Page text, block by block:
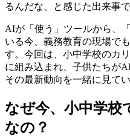
るんだな、と感じた出来事で
AIが「使う」ツールから、
いる今、義務教育の現場で
す。今回は、小中学校のカ
に組み込まれ、子供たちが
その最新動向を一緒に見て
なぜ今、小中学校
なの？